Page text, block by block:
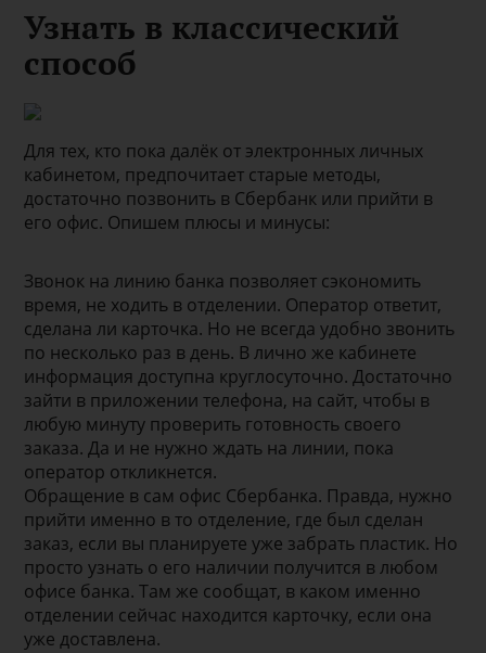
Узнать в классический
способ
Для тех, кто пока далёк от электронных личных
кабинетом, предпочитает старые методы,
достаточно позвонить в Сбербанк или прийти в
его офис. Опишем плюсы и минусы:
Звонок на линию банка позволяет сэкономить
время, не ходить в отделении. Оператор ответит,
сделана ли карточка. Но не всегда удобно звонить
по несколько раз в день. В лично же кабинете
информация доступна круглосуточно. Достаточно
зайти в приложении телефона, на сайт, чтобы в
любую минуту проверить готовность своего
заказа. Да и не нужно ждать на линии, пока
оператор откликнется.
Обращение в сам офис Сбербанка. Правда, нужно
прийти именно в то отделение, где был сделан
заказ, если вы планируете уже забрать пластик. Но
просто узнать о его наличии получится в любом
офисе банка. Там же сообщат, в каком именно
отделении сейчас находится карточку, если она
уже доставлена.